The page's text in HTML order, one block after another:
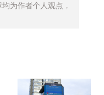
为作者个人观点，